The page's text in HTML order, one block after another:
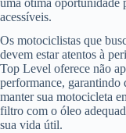
acessíveis.
Os motociclistas que
devem estar atentos à
Top Level oferece não
performance, garantindo
manter sua motocicleta
filtro com o óleo
sua vida útil.